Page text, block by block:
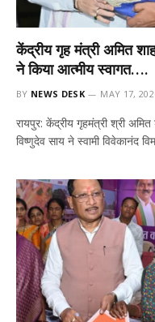
केंद्रीय गृह मंत्री अमित
ने किया आत्मीय स्वागत….
BY NEWS DESK MAY 17,
रायपुर: केंद्रीय गृहमंत्री श्री
विष्णुदेव साय ने स्वामी विवेकानंद